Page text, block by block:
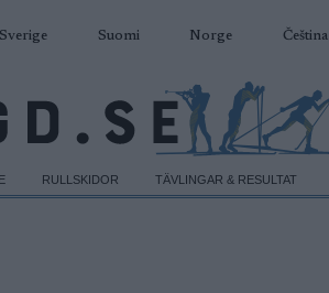
Sverige Suomi Norge Čeština
RULLSKIDOR TÄVLINGAR & RESULTAT